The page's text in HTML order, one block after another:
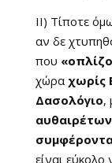
ΙΙ) Τίποτε
αν δε
που
χώρα χωρίς
Δασολόγιο,
αυθαιρέτων
είναι